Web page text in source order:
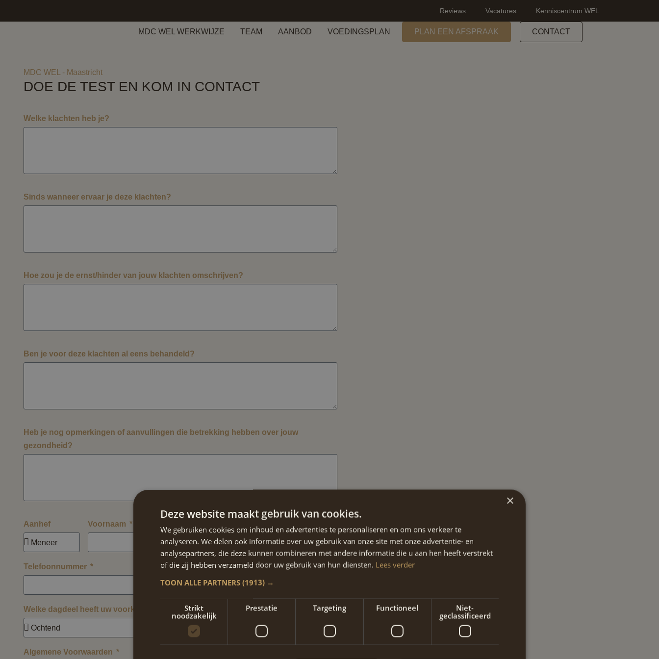
Reviews Vacatures Kenniscentrum WEL
MDC WEL WERKWIJZE TEAM AANBOD VOEDINGSPLAN PLAN EEN AFSPRAAK CONTACT
MDC WEL - Maastricht
DOE DE TEST EN KOM IN CONTACT
Welke klachten heb je?
Sinds wanneer ervaar je deze klachten?
Hoe zou je de ernst/hinder van jouw klachten omschrijven?
Ben je voor deze klachten al eens behandeld?
Heb je nog opmerkingen of aanvullingen die betrekking hebben over jouw
gezondheid?
Aanhef Voornaam
Telefoonnummer E-mailadres
Welke dagdeel heeft uw voorkeur?
Algemene Voorwaarden
×
Deze website maakt gebruik van cookies.
We gebruiken cookies om inhoud en advertenties te personaliseren en om ons verkeer te
analyseren. We delen ook informatie over uw gebruik van onze site met onze advertentie- en
analysepartners, die deze kunnen combineren met andere informatie die u aan hen heeft verstrekt
of die zij hebben verzameld door uw gebruik van hun diensten. Lees verder
TOON ALLE PARTNERS (1913) →
Strikt
noodzakelijk
Prestatie Targeting Functioneel
Niet-
geclassificeerd